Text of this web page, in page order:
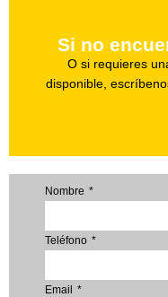
Si no
O si requieres
disponible,
Nombre
Teléfono
Email